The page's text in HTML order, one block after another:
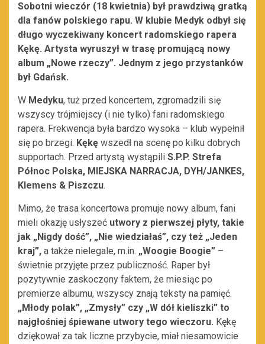
Sobotni wieczór (18 kwietnia) był prawdziwą gratką
dla fanów polskiego rapu. W klubie Medyk odbył się
długo wyczekiwany koncert radomskiego rapera
Kękę. Artysta wyruszył w trasę promującą nowy
album „Nowe rzeczy”. Jednym z jego przystanków
był Gdańsk.
W Medyku, tuż przed koncertem, zgromadzili się
wszyscy trójmiejscy (i nie tylko) fani radomskiego
rapera. Frekwencja była bardzo wysoka – klub wypełnił
się po brzegi. Kękę wszedł na scenę po kilku dobrych
supportach. Przed artystą wystąpili S.P.P. Strefa
Północ Polska, MIEJSKA NARRACJA, DYH/JANKES,
Klemens & Piszczu.
Mimo, że trasa koncertowa promuje nowy album, fani
mieli okazję usłyszeć utwory z pierwszej płyty, takie
jak „Nigdy dość”, „Nie wiedziałaś”, czy też „Jeden
kraj”, a także nielegale, m.in. „Woogie Boogie” –
świetnie przyjęte przez publiczność. Raper był
pozytywnie zaskoczony faktem, że miesiąc po
premierze albumu, wszyscy znają teksty na pamięć.
„Młody polak”, „Zmysły” czy „W dół kieliszki” to
najgłośniej śpiewane utwory tego wieczoru. Kękę
dziękował za tak liczne przybycie, miał niesamowicie